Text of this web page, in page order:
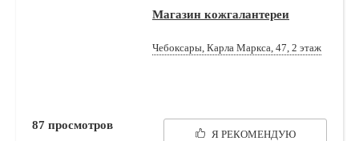
Магазин кожгалантереи
Чебоксары, Карла Маркса, 47, 2 этаж
Я РЕКОМЕНДУЮ
87 просмотров